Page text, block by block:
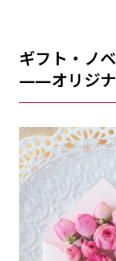
ギフト・ノ
——オリジナ